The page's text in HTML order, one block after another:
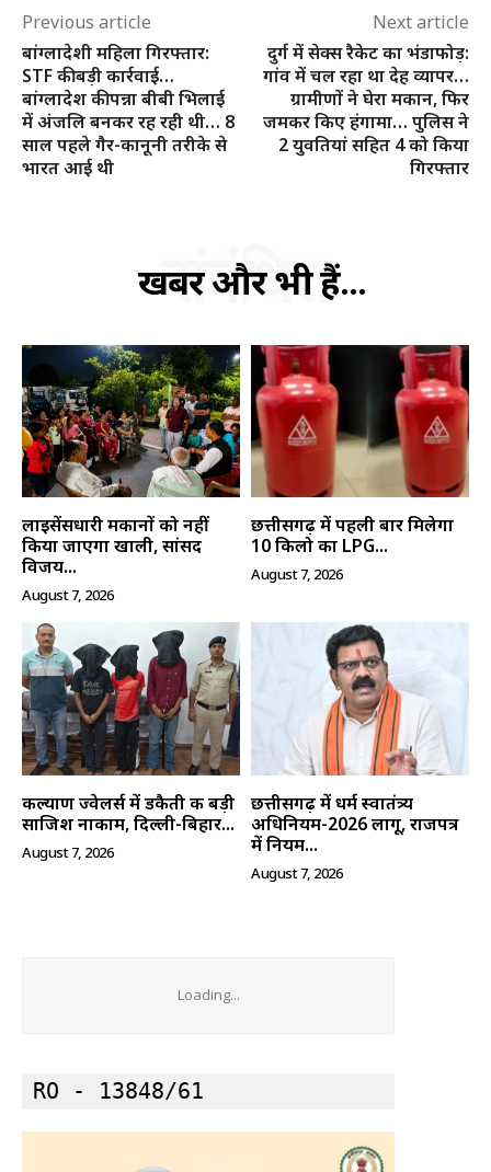
Previous article
बांग्लादेशी महिला गिरफ्तार:
STF की बड़ी कार्रवाई…
बांग्लादेश की पन्ना बीबी भिलाई
में अंजलि बनकर रह रही थी… 8
साल पहले गैर-कानूनी तरीके से
भारत आई थी
Next article
दुर्ग में सेक्स रैकेट का भंडाफोड़:
गांव में चल रहा था देह व्यापर…
ग्रामीणों ने घेरा मकान, फिर
जमकर किए हंगामा… पुलिस ने
2 युवतियां सहित 4 को किया
गिरफ्तार
खबरें और भी हैं...
संबंधित
लाइसेंसधारी मकानों को नहीं
किया जाएगा खाली, सांसद
विजय...
August 7, 2026
छत्तीसगढ़ में पहली बार मिलेगा
10 किलो का LPG...
August 7, 2026
कल्याण ज्वेलर्स में डकैती की बड़ी
साजिश नाकाम, दिल्ली-बिहार...
August 7, 2026
छत्तीसगढ़ में धर्म स्वातंत्र्य
अधिनियम-2026 लागू, राजपत्र
में नियम...
August 7, 2026
Loading...
RO - 13848/61